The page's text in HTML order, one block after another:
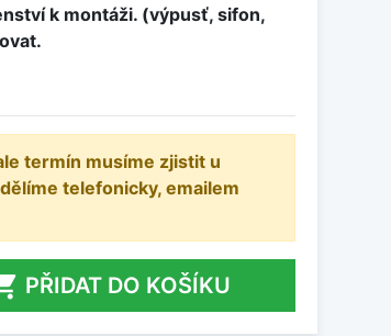
k montáži. (výpusť, sifon,
termín musíme zjistit u
telefonicky, emailem
PŘIDAT DO KOŠÍKU